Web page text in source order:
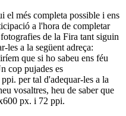
el més completa possible i ens
a l'hora de completar
de la Fira tant siguin
les a la següent adreça:
que si ho sabeu ens féu
cop pujades es
per tal d'adequar-les a la
vosaltres, heu de saber que
px. i 72 ppi.